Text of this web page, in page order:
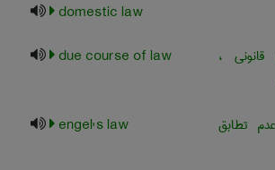
domestic law
،
due course of law
تطابق
engel's law